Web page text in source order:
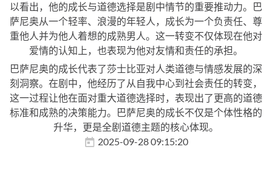
以看出，他的成长与道德选择是剧中情节的重要推动力。巴
萨尼奥从一个轻率、浪漫的年轻人，成长为一个负责任、尊
重他人并为他人着想的成熟男人。这一转变不仅体现在他对
爱情的认知上，也表现为他对友情和责任的承担。
巴萨尼奥的成长代表了莎士比亚对人类道德与情感发展的深
刻洞察。在剧中，他经历了从自我中心到社会责任的转变，
这一过程让他在面对重大道德选择时，表现出了更高的道德
标准和成熟的决策能力。巴萨尼奥的成长不仅是个体性格的
升华，更是全剧道德主题的核心体现。
2025-09-28 09:15:20